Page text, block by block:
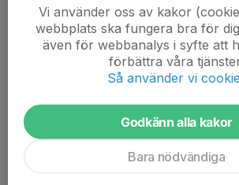
Kommer text senare.
Behöver först samla mig, landa, processa
Mycket känslor just nu.
Men PFF är i final i världens största barn-
Gothia Cup. Stort. Starkt. Allt är möjligt.
Vi använder oss av kakor
webbplats ska fungera bra för
även för webbanalys i syfte att
förbättra våra
Så använder vi
Godkänn alla kakor
Bara nödvändiga